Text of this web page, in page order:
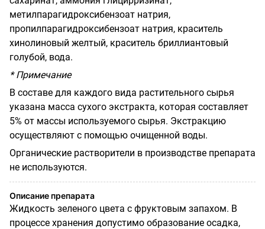
метилпарагидроксибензоат натрия,
пропилпарагидроксибензоат натрия, краситель
хинолиновый желтый, краситель бриллиантовый
голубой, вода.
* Примечание
В составе для каждого вида растительного сырья
указана масса сухого экстракта, которая составляет
5% от массы используемого сырья. Экстракцию
осуществляют с помощью очищенной воды.
Органические растворители в производстве препарата
не используются.
Описание препарата
Жидкость зеленого цвета с фруктовым запахом. В
процессе хранения допустимо образование осадка,